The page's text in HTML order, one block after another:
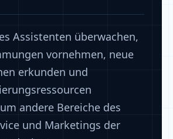
Assistenten überwachen,
vornehmen, neue
erkunden und
andere Bereiche des
und Marketings der